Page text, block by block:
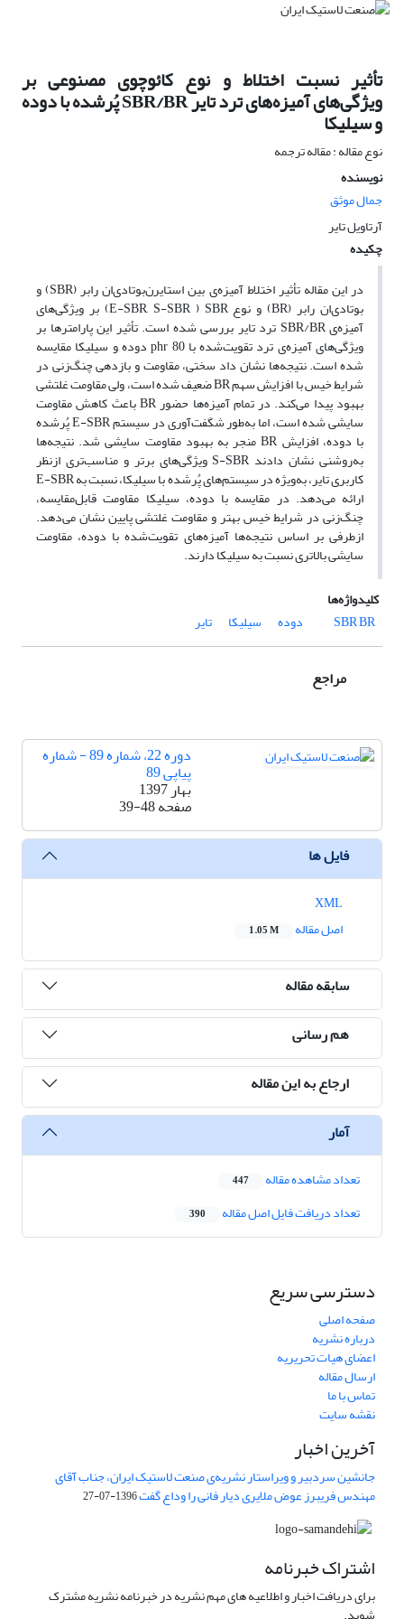
تأثیر نسبت اختلاط و نوع کائوچوی مصنوعی بر
ویژگی‌های آمیزه‌های ترد تایر SBR/BR پُرشده با دوده
و سیلیکا
نوع مقاله : مقاله ترجمه
نویسنده
جمال موثق
آرتاویل تایر
چکیده
در این مقاله تأثیر اختلاط آمیزه‌ی بین استایرن‌بوتادی‌ان رابر (SBR) و
بوتادی‌ان رابر (BR) و نوع E-SBR, S-SBR ) SBR) بر ویژگی‌های
آمیزه‌ی SBR/BR ترد تایر بررسی شده است. تأثیر این پارامترها بر
ویژگی‌های آمیزه‌ی ترد تقویت‌شده با phr 80 دوده و سیلیکا مقایسه
شده است. نتیجه‌ها نشان داد سختی، مقاومت و بازدهی چنگ‌زنی در
شرایط خیس با افزایش سهم BR ضعیف شده است، ولی مقاومت غلتشی
بهبود پیدا می‌کند. در تمام آمیزه‌ها حضور BR باعث کاهش مقاومت
سایشی شده است، اما به‌طور شگفت‌آوری در سیستم E-SBR پُرشده
با دوده، افزایش BR منجر به بهبود مقاومت سایشی شد. نتیجه‌ها
به‌روشنی نشان دادند S-SBR ویژگی‌های برتر و مناسب‌تری ازنظر
کاربری تایر، به‌ویژه در سیستم‌های پُرشده با سیلیکا، نسبت به E-SBR
ارائه می‌دهد. در مقایسه با دوده، سیلیکا مقاومت قابل‌مقایسه،
چنگ‌زنی در شرایط خیس بهتر و مقاومت غلتشی پایین نشان می‌دهد.
ازطرفی بر اساس نتیجه‌ها آمیزه‌های تقویت‌شده با دوده، مقاومت
سایشی بالاتری نسبت به سیلیکا دارند.
کلیدواژه‌ها
SBRBR دوده سیلیکا تایر
مراجع
دوره 22، شماره 89 - شماره
پیاپی 89
بهار 1397
صفحه39-48
فایل ها
اصل مقاله
1.05 M
سابقه مقاله
هم رسانی
ارجاع به این مقاله
آمار
تعداد مشاهده مقاله 447
تعداد دریافت فایل اصل مقاله 390
دسترسی سریع
صفحه اصلی
درباره نشریه
اعضای هیات تحریریه
ارسال مقاله
تماس با ما
نقشه سایت
آخرین اخبار
جانشین سردبیر و ویراستار نشریه‌ی صنعت لاستیک ایران، جناب آقای
مهندس فریبرز عوض ملایری دیار فانی را وداع گفت1396-07-27
اشتراک خبرنامه
برای دریافت اخبار و اطلاعیه های مهم نشریه در خبرنامه نشریه مشترک